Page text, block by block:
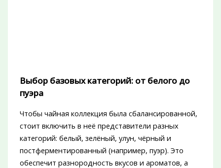
Выбор базовых категорий: от белого до
пуэра
Чтобы чайная коллекция была сбалансированной,
стоит включить в неё представители разных
категорий: белый, зелёный, улун, чёрный и
постферментированный (например, пуэр). Это
обеспечит разнородность вкусов и ароматов, а